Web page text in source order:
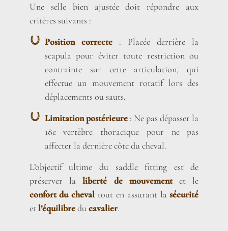
Une selle bien ajustée doit répondre aux
critères suivants :
Position correcte: Placée derrière la
scapula pour éviter toute restriction ou
contrainte sur cette articulation, qui
effectue un mouvement rotatif lors des
déplacements ou sauts.
Limitation postérieure: Ne pas dépasser la
18e vertèbre thoracique pour ne pas
affecter la dernière côte du cheval.
L’objectif ultime du saddle fitting est de
préserver laliberté de mouvementet le
confort du cheval tout en assurant lasécurité
etl’équilibreducavalier.